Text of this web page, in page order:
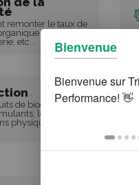
remonter le taux de
dans le sol,
etc...
de biocontrôle,
les
physiques,...
Bienvenue